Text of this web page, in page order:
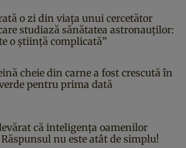
o zi din viața unui cercetător
studiază sănătatea astronauților:
o știință complicată”
cheie din carne a fost crescută în
pentru prima dată
că inteligența oamenilor
Răspunsul nu este atât de simplu!